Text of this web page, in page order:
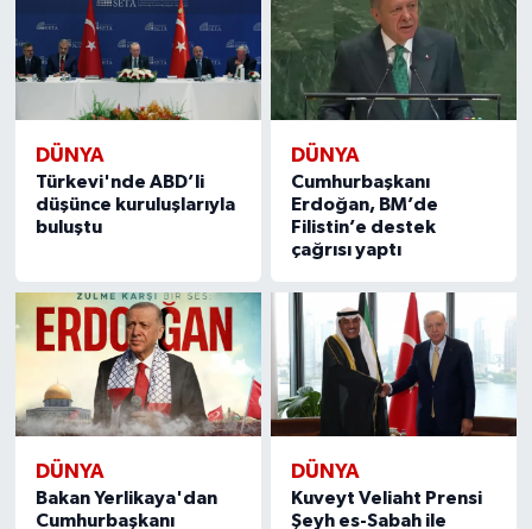
DÜNYA
Türkevi'nde ABD’li
düşünce kuruluşlarıyla
buluştu
DÜNYA
Cumhurbaşkanı
Erdoğan, BM’de
Filistin’e destek
çağrısı yaptı
DÜNYA
Bakan Yerlikaya'dan
Cumhurbaşkanı
DÜNYA
Kuveyt Veliaht Prensi
Şeyh es-Sabah ile